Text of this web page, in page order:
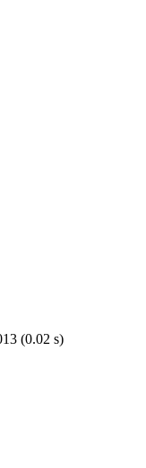
(0.02 s)